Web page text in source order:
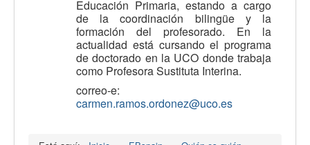
Educación Primaria, estando a cargo
de la coordinación bilingüe y la
formación del profesorado. En la
actualidad está cursando el programa
de doctorado en la UCO donde trabaja
como Profesora Sustituta Interina.
correo-e:
carmen.ramos.ordonez@uco.es